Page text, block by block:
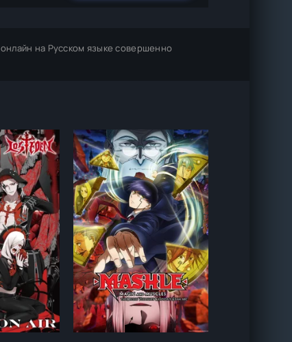
онлайн на Русском языке совершенно